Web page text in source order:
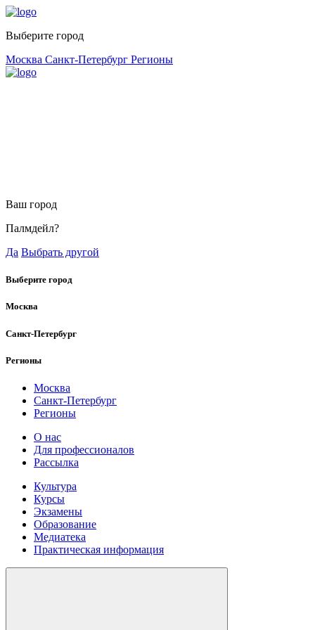
Выберите город
Москва Санкт-Петербург Регионы
Ваш город
Палмдейл?
Да Выбрать другой
Выберите город
Москва
Санкт-Петербург
Регионы
Москва
Санкт-Петербург
Регионы
О нас
Для профессионалов
Рассылка
Культура
Курсы
Экзамены
Образование
Медиатека
Практическая информация